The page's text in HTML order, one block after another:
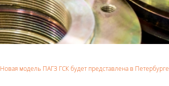
Новая модель ПАГЗ ГСК будет представлена в Петербурге